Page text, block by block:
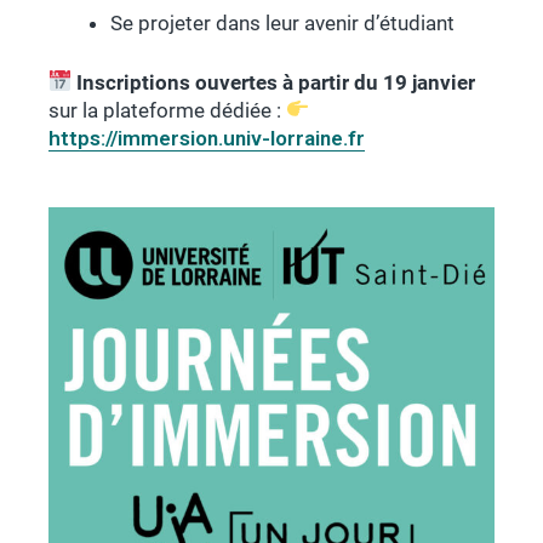
Se projeter dans leur avenir d’étudiant
Inscriptions ouvertes à partir du 19 janvier
sur la plateforme dédiée :
https://immersion.univ-lorraine.fr